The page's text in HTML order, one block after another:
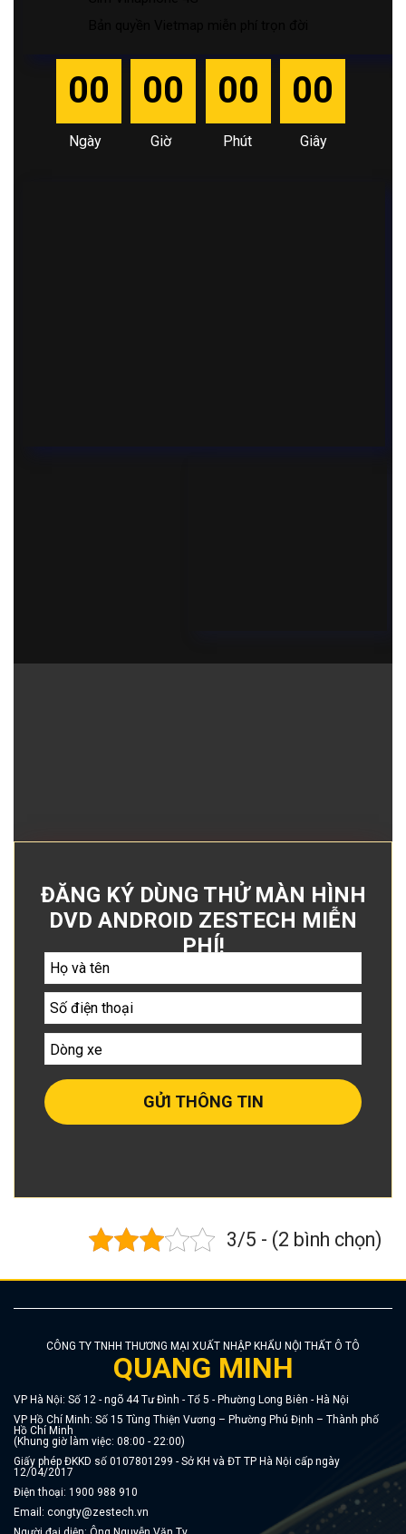
00 00 00 00
Ngày Giờ Phút Giây
ĐĂNG KÝ DÙNG THỬ MÀN HÌNH
DVD ANDROID ZESTECH MIỄN
PHÍ!
GỬI THÔNG TIN
3/5 - (2 bình chọn)
CÔNG TY TNHH THƯƠNG MẠI XUẤT NHẬP KHẨU NỘI THẤT Ô TÔ
QUANG MINH
VP Hà Nội: Số 12 - ngõ 44 Tư Đình - Tổ 5 - Phường Long Biên - Hà Nội
VP Hồ Chí Minh: Số 15 Tùng Thiện Vương – Phường Phú Định – Thành phố
Hồ Chí Minh
(Khung giờ làm việc: 08:00 - 22:00)
Giấy phép ĐKKD số 0107801299 - Sở KH và ĐT TP Hà Nội cấp ngày
12/04/2017
Điện thoại: 1900 988 910
Email: congty@zestech.vn